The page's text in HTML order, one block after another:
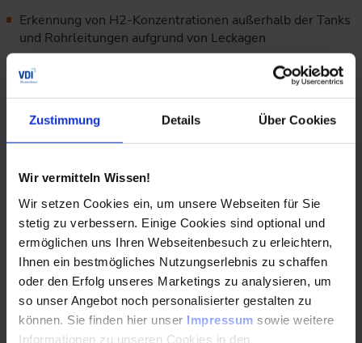
Zustimmung Details Über Cookies
Wir vermitteln Wissen!
Wir setzen Cookies ein, um unsere Webseiten für Sie
stetig zu verbessern. Einige Cookies sind optional und
ermöglichen uns Ihren Webseitenbesuch zu erleichtern,
Ihnen ein bestmögliches Nutzungserlebnis zu schaffen
oder den Erfolg unseres Marketings zu analysieren, um
so unser Angebot noch personalisierter gestalten zu
können. Sie finden hier unser Impressum sowie weitere
Informationen zu unseren Cookies in den
Erkennung von H2-Konzentrationen außerhalb der Tanks
und Rohrleitungen aufgrund von Leckagen
Abschaltung des Tanksystems im Falle von Szenarien,
die sich aus einem Crash oder Unfall des Fahrzeugs
ergeben
Aus dem FuSiKo wird die Strategie entwickelt, wie die
sollen. Das Technische Sicherheitskonzept (TeSiKo) legt
dann fest, wie das FuSiKo auf technischer Ebene umgesetzt
werden soll. Beide Sicherheitskonzepte werden durch
Reviews, Simulationen und detaillierte Testverfahren
verifiziert.
Zusätzlich zu den beschriebenen konstruktiven und
technisch-funktionalen Gesichtspunkten werden auch
organisatorische Maßnahmen abgeleitet, darunter die
Einweisung des Bedienpersonals, Gebrauchsanleitungen,